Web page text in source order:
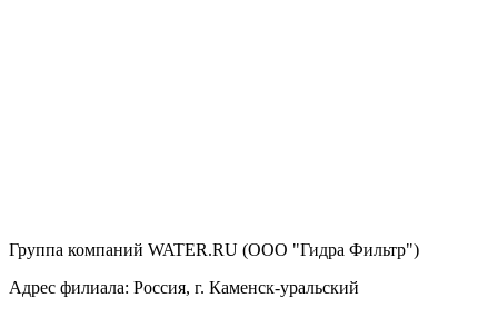
Группа компаний WATER.RU (ООО "Гидра Фильтр")
Адрес филиала: Россия, г. Каменск-уральский